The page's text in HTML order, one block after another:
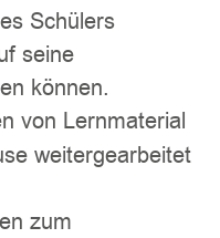
Schülers
seine
können.
von Lernmaterial
weitergearbeitet
zum